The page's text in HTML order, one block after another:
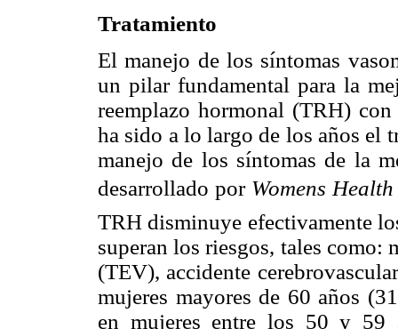
Tratamiento
El manejo de los síntomas
un pilar fundamental para la
reemplazo hormonal (TRH)
ha sido a lo largo de los años el
manejo de los síntomas de la
desarrollado por Womens
TRH disminuye efectivamente
superan los riesgos, tales
(TEV), accidente
mujeres mayores de 60 años
en mujeres entre los 50 y 59